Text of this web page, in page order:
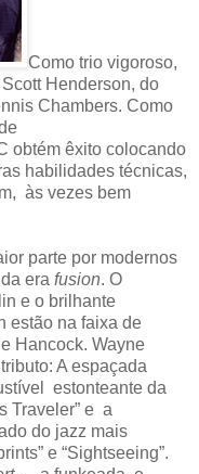
Como trio vigoroso,
Henderson, do
Chambers. Como
obtém êxito colocando
habilidades técnicas,
às vezes bem
parte por modernos
era fusion. O
e o brilhante
estão na faixa de
Hancock. Wayne
A espaçada
estonteante da
Traveler” e a
do jazz mais
e “Sightseeing”.